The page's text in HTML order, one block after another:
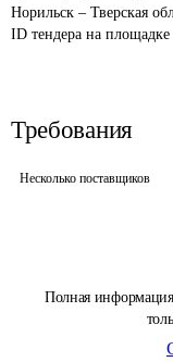
Полная
Норильск – Тверская
ID тендера на площадке
Требования
Несколько поставщиков